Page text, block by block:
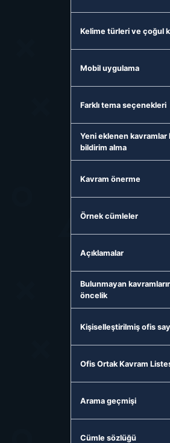
Kelime türleri ve çoğul
Mobil uygulama
Farklı tema seçenekleri
Yeni eklenen kavramlar
bildirim alma
Kavram önerme
Örnek cümleler
Açıklamalar
Bulunmayan
öncelik
Kişiselleştirilmiş ofis
Ofis Ortak Kavram
Arama geçmişi
Cümle sözlüğü